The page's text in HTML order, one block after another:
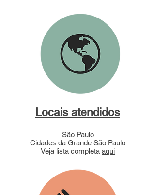
Locais atendidos
São Paulo
Cidades da Grande São Paulo
Veja lista completa aqui